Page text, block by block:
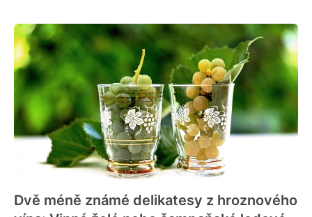
Dvě méně známé delikatesy z hroznového